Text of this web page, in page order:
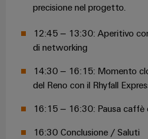
precisione nel progetto.
12:45 – 13:30: Aperitivo
di networking
14:30 – 16:15: Momento
del Reno con il Rhyfall
16:15 – 16:30: Pausa caffè
16:30 Conclusione / Saluti